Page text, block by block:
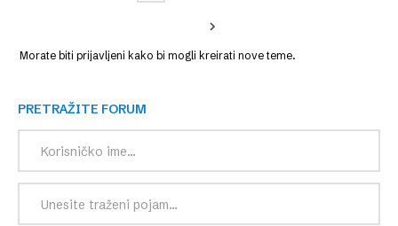
Morate biti prijavljeni kako bi mogli kreirati nove teme.
PRETRAŽITE FORUM